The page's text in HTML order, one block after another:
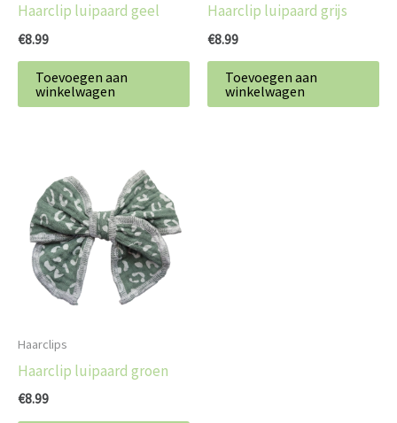
Haarclip luipaard geel
€8.99
Toevoegen aan
winkelwagen
Haarclip luipaard grijs
€8.99
Toevoegen aan
winkelwagen
Haarclips
Haarclip luipaard groen
€8.99